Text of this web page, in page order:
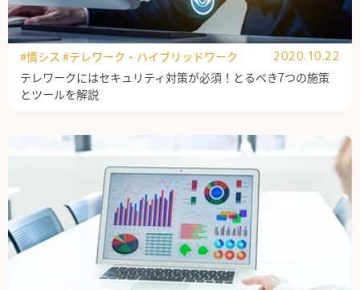
テレワークにはセキュリティ対策が必須！とるべき7つの施策
とツールを解説
#情シス #テレワーク・ハイブリッドワーク 2020.10.22